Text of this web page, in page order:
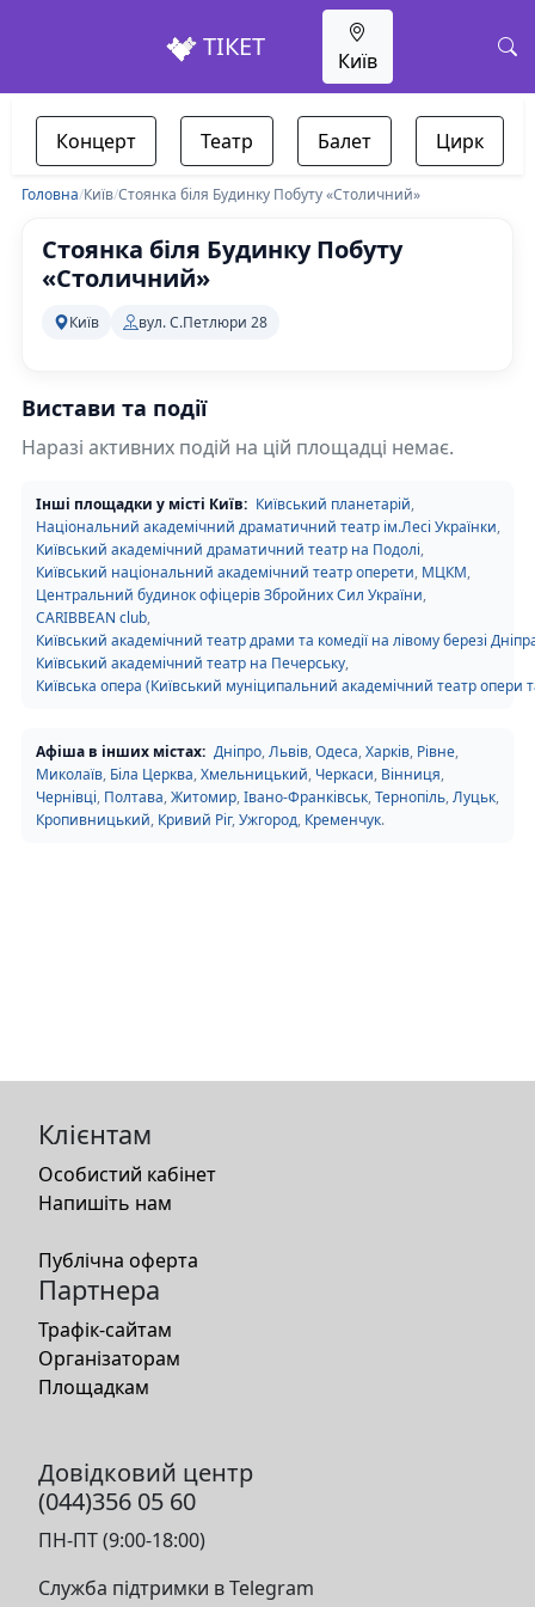
ТІКЕТ Київ
Концерт Театр Балет Цирк
Головна/Київ/Стоянка біля Будинку Побуту «Столичний»
Стоянка біля Будинку Побуту
«Столичний»
Київ вул. С.Петлюри 28
Вистави та події
Наразі активних подій на цій площадці немає.
Інші площадки у місті Київ: Київський планетарій,
Національний академічний драматичний театр ім.Лесі Українки,
Київський академічний драматичний театр на Подолі,
Київський національний академічний театр оперети, МЦКМ,
Центральний будинок офіцерів Збройних Сил України,
CARIBBEAN club,
Київський академічний театр драми та комедії на лівому березі
Київський академічний театр на Печерську,
Київська опера (Київський муніципальний академічний театр опери
Афіша в інших містах: Дніпро,Львів,Одеса,Харків, Рівне,
Миколаїв, Біла Церква,Хмельницький, Черкаси, Вінниця,
Чернівці, Полтава,Житомир,Івано-Франківськ,Тернопіль,Луцьк,
Кропивницький, Кривий Ріг,Ужгород, Кременчук.
Клієнтам
Особистий кабінет
Напишіть нам
Публічна оферта
Партнера
Трафік-сайтам
Організаторам
Площадкам
Довідковий центр
(044)356 05 60
ПН-ПТ (9:00-18:00)
Служба підтримки в Telegram